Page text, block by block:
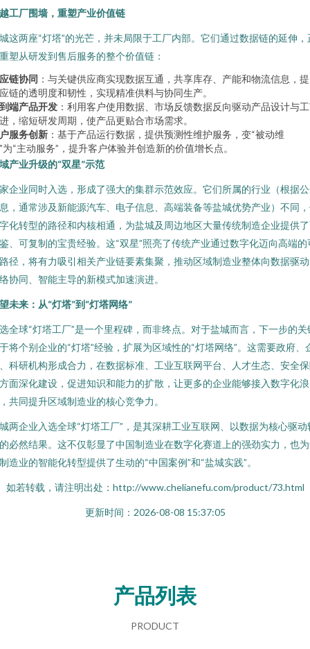
工厂围墙，重塑产业价值链
这两座“灯塔”的光芒，并未局限于工厂内部。它们通过数据链的延伸，
塑从研发到售后服务的整个价值链：
链协同 ：与关键供应商实现数据互通，共享库存、产能和物流信息，
链的透明度和韧性，实现精准供料与协同生产。
端产品开发 ：利用客户使用数据、市场反馈数据反向驱动产品设计与
，缩短研发周期，使产品更贴合市场需求。
服务创新 ：基于产品运行数据，提供预测性维护服务，变“被动维
为“主动服务”，提升客户体验并创造新的价值增长点。
产业升级的“双星”示范
企业同时入选，形成了强大的集群示范效应。它们所属的行业（根据
，通常涉及新能源汽车、电子信息、高端装备等盐城优势产业）不同
化转型的路径和内核相通，为盐城及周边地区大量传统制造企业提供
、可复制的宝贵经验。这“双星”照亮了传统产业通过数字化迈向高端的
径，将有力吸引相关产业链要素集聚，推动区域制造业整体向数据驱
协同、智能主导的新模式加速演进。
未来：从“灯塔”到“灯塔网络”
全球“灯塔工厂”是一个里程碑，而非终点。对于盐城而言，下一步的关
将个别企业的“灯塔”经验，扩展为区域性的“灯塔网络”。这需要政府、
科研机构形成合力，在数据标准、工业互联网平台、人才生态、安全
面深化建设，促进知识和能力的扩散，让更多的企业能够接入数字化浪
共同提升区域制造业的核心竞争力。
两企业入选全球“灯塔工厂”，是其深耕工业互联网、以数据为核心驱动
必然结果。这不仅彰显了中国制造业在数字化赛道上的强劲实力，也
造业的智能化转型提供了生动的“中国案例”和“盐城实践”。
如若转载，请注明出处：http://www.chelianefu.com/product/73.html
更新时间：2026-08-08 15:37:05
产品列表
PRODUCT